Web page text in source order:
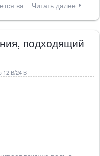
ва
Читать далее
подходящий
12 В/24 В